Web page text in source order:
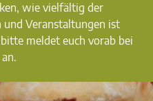
wie vielfältig der
Veranstaltungen ist
meldet euch vorab bei